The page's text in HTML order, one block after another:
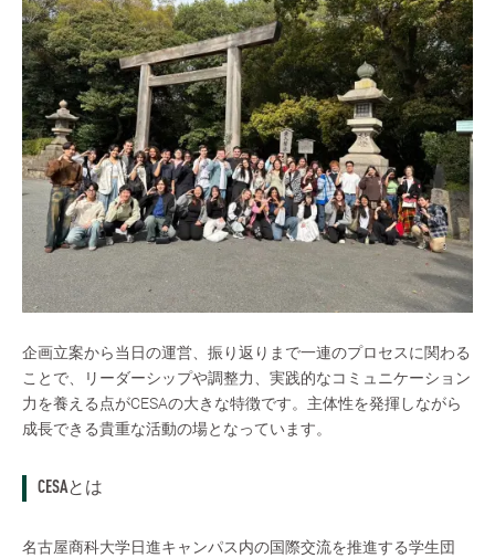
企画立案から当日の運営、振り返りまで一連のプロセスに関わる
ことで、リーダーシップや調整力、実践的なコミュニケーション
力を養える点がCESAの大きな特徴です。主体性を発揮しながら
成長できる貴重な活動の場となっています。
CESAとは
名古屋商科大学日進キャンパス内の国際交流を推進する学生団